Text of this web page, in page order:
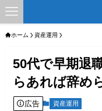
ホーム 資産運用
50代で早期退
らあれば辞め
広告
資産運用